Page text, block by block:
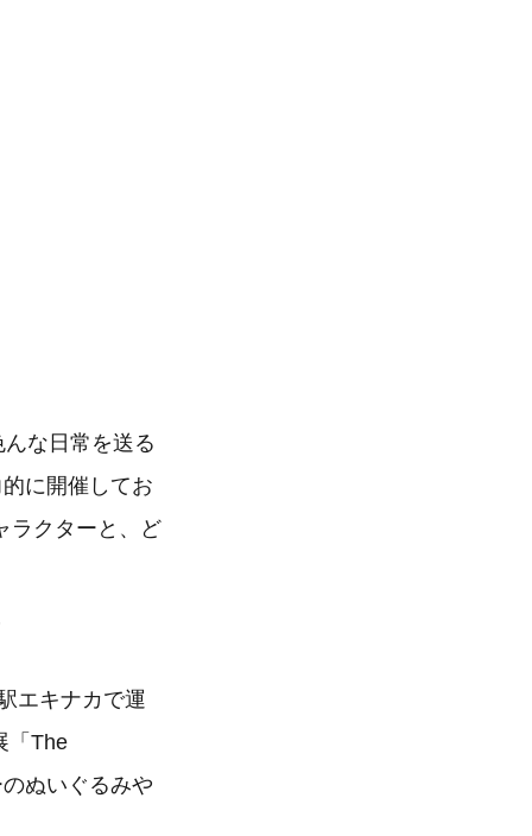
な日常を送る
に開催してお
ラクターと、ど
エキナカで運
「The
ぬいぐるみや